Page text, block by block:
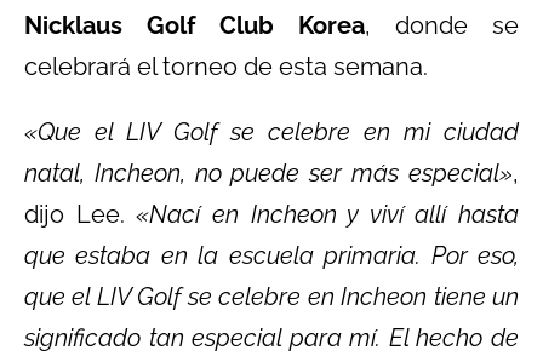
Nicklaus Golf Club Korea, donde se
celebrará el torneo de esta semana.
«Que el LIV Golf se celebre en mi ciudad
natal, Incheon, no puede ser más especial»,
dijo Lee. «Nací en Incheon y viví allí hasta
que estaba en la escuela primaria. Por eso,
que el LIV Golf se celebre en Incheon tiene un
significado tan especial para mí. El hecho de